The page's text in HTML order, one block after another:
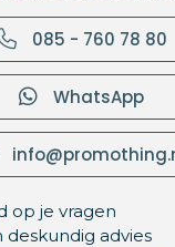
085 - 760 78 80
WhatsApp
op je vragen
deskundig advies